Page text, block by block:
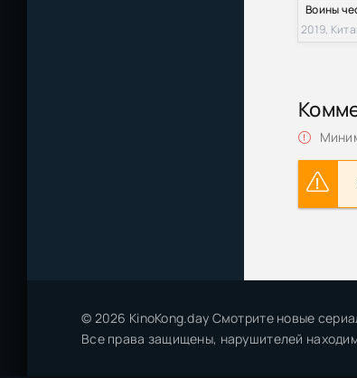
Воины
2019,
© 2026 KinoKong.day Смотрите новые
Все права защищены, нарушителей